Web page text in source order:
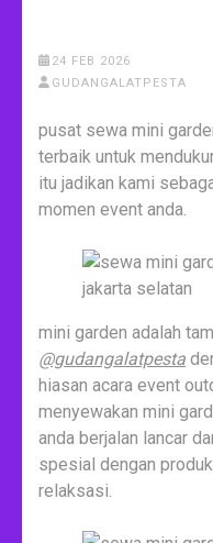
24 FEB 2026
GUDANGALATPESTA
pusat sewa mini
terbaik untuk
itu jadikan kami
momen event anda.
mini garden adalah
@gudangalatpesta
hiasan acara event
menyewakan mini
anda berjalan lancar
spesial dengan
relaksasi.